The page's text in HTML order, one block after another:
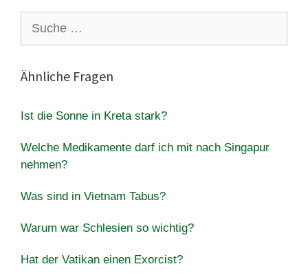
nach:
Ähnliche Fragen
Ist die Sonne in Kreta stark?
Welche Medikamente darf ich mit nach Singapur
nehmen?
Was sind in Vietnam Tabus?
Warum war Schlesien so wichtig?
Hat der Vatikan einen Exorcist?